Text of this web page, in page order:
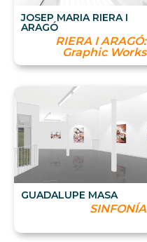
JOSEP MARIA RIERA I
ARAGÓ
RIERA I ARAGÓ:
Graphic Works
GUADALUPE MASA
SINFONÍA